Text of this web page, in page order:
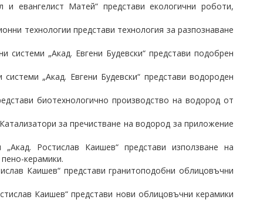
евангелист Матей“ представи екологични роботи,
технологии представи технология за разпознаване
„Акад. Евгени Будевски“ представи подобрен
„Акад. Евгени Будевски“ представи водороден
биотехнологично производство на водород от
за пречистване на водород за приложение
Ростислав Каишев“ представи използване на
керамики.
Каишев“ представи гранитоподобни облицовъчни
Каишев“ представи нови облицовъчни керамики